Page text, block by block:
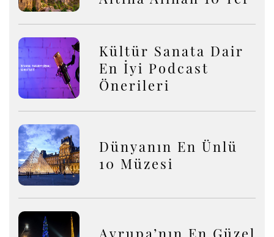
Kültür Sanata Dair
En İyi Podcast
Önerileri
Dünyanın En Ünlü
10 Müzesi